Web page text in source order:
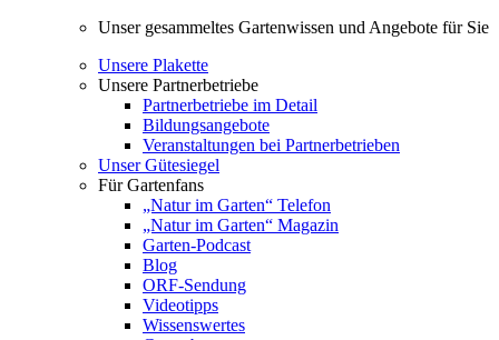
Unser gesammeltes Gartenwissen und Angebote für Sie
Unsere Plakette
Unsere Partnerbetriebe
Partnerbetriebe im Detail
Bildungsangebote
Veranstaltungen bei Partnerbetrieben
Unser Gütesiegel
Für Gartenfans
„Natur im Garten“ Telefon
„Natur im Garten“ Magazin
Garten-Podcast
Blog
ORF-Sendung
Videotipps
Wissenswertes